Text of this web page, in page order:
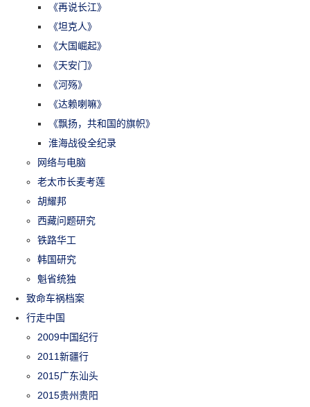
《再说长江》
《坦克人》
《大国崛起》
《天安门》
《河殇》
《达赖喇嘛》
《飘扬，共和国的旗帜》
淮海战役全纪录
网络与电脑
老太市长麦考莲
胡耀邦
西藏问题研究
铁路华工
韩国研究
魁省统独
致命车祸档案
行走中国
2009中国纪行
2011新疆行
2015广东汕头
2015贵州贵阳